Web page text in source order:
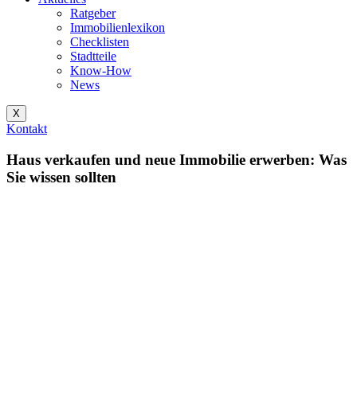
Ratgeber
Immobilienlexikon
Checklisten
Stadtteile
Know-How
News
X
Kontakt
Haus verkaufen und neue Immobilie erwerben: Was
Sie wissen sollten